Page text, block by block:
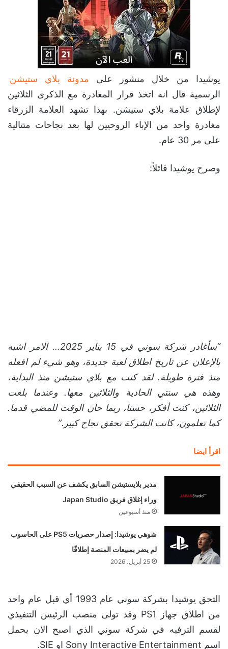
يوشيدا من خلال منشور على مدونة بلاي ستيشن
الرسمية قال انه اتخذ قرار المغادرة مع الذكرى الثلاثين
لإطلاق علامة بلاي ستيشن. بهذا تشهد العلامة الزرقاء
مغادرة واحد من الإباء الروحيين لها بعد نجاحات متتالية
على مر 30 عام.
وصرح يوشيدا قائلاً:
“سأغادر شركة سوني في 15 يناير 2025… الامر اشبه
بالإعلان عن تاريخ اطلاق لعبة جديدة، وهو شيء لم افعله
منذ فترة طويلة. لقد كنت مع بلاي ستيشن منذ البداية،
وهذه هي سنتي الحادية والثلاثين معها. وعندما بلغت
الثلاثين، كنت أفكر، حسنا، ربما حان الوقت للمضي قدما.
كما تعلمون، كانت الشركة تحقق نجاح كبير.”
اقرأ ايضا
مدير بلايستيشن السابق يكشف عن السبب الحقيقي
وراء إغلاق فريق Japan Studio
منذ أسبوعين
شوهي يوشيدا: إصدار حصريات PS5 على الحاسوب
لم يضر بمبيعات المنصة إطلاقًا
25 أبريل، 2026
التحق يوشيدا بشركة سوني عام 1993 أي قبل عام واحد
من اطلاق جهاز PS1 وقد تولى منصب الرئيس التنفيذي
لقسم الترفيه في شركة سوني الذي اصبح الان يحمل
اسم Sony Interactive Entertainment او SIE.